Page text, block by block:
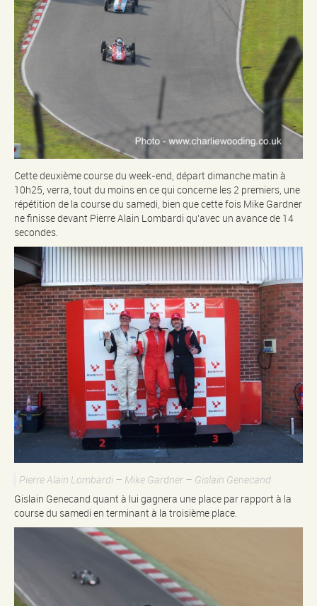
Cette deuxième course du week-end, départ dimanche matin à
10h25, verra, tout du moins en ce qui concerne les 2 premiers, une
répétition de la course du samedi, bien que cette fois Mike Gardner
ne finisse devant Pierre Alain Lombardi qu’avec un avance de 14
secondes.
Pierre Alain Lombardi – Mike Gardner – Gislain Genecand
Gislain Genecand quant à lui gagnera une place par rapport à la
course du samedi en terminant à la troisième place.